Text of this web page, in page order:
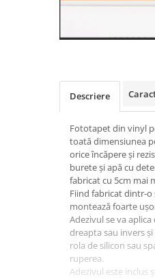
Descriere
Fototapet din vinyl
toată dimensiunea
orice încăpere și
burete și apă cu
fabricat cu 5cm mai
Fiind fabricat dintr-o
montează foarte
Adezivul se va
dreapta sau invers
rola de silicon sau
ruperea.
Adezivul este inclus